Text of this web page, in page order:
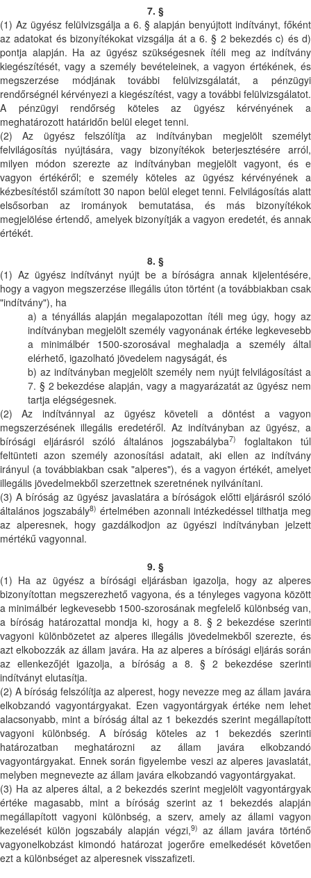
7. §
(1) Az ügyész felülvizsgálja a 6. § alapján benyújtott indítványt, főként
az adatokat és bizonyítékokat vizsgálja át a 6. § 2 bekezdés c) és d)
pontja alapján. Ha az ügyész szükségesnek ítéli meg az indítvány
kiegészítését, vagy a személy bevételeinek, a vagyon értékének, és
megszerzése módjának további felülvizsgálatát, a pénzügyi
rendőrségnél kérvényezi a kiegészítést, vagy a további felülvizsgálatot.
A pénzügyi rendőrség köteles az ügyész kérvényének a
meghatározott határidőn belül eleget tenni.
(2) Az ügyész felszólítja az indítványban megjelölt személyt
felvilágosítás nyújtására, vagy bizonyítékok beterjesztésére arról,
milyen módon szerezte az indítványban megjelölt vagyont, és e
vagyon értékéről; e személy köteles az ügyész kérvényének a
kézbesítéstől számított 30 napon belül eleget tenni. Felvilágosítás alatt
elsősorban az irományok bemutatása, és más bizonyítékok
megjelölése értendő, amelyek bizonyítják a vagyon eredetét, és annak
értékét.
8. §
(1) Az ügyész indítványt nyújt be a bíróságra annak kijelentésére,
hogy a vagyon megszerzése illegális úton történt (a továbbiakban csak
"indítvány"), ha
a) a tényállás alapján megalapozottan ítéli meg úgy, hogy az
indítványban megjelölt személy vagyonának értéke legkevesebb
a minimálbér 1500-szorosával meghaladja a személy által
elérhető, igazolható jövedelem nagyságát, és
b) az indítványban megjelölt személy nem nyújt felvilágosítást a
7. § 2 bekezdése alapján, vagy a magyarázatát az ügyész nem
tartja elégségesnek.
(2) Az indítvánnyal az ügyész követeli a döntést a vagyon
megszerzésének illegális eredetéről. Az indítványban az ügyész, a
bírósági eljárásról szóló általános jogszabályba7)
foglaltakon túl
feltünteti azon személy azonosítási adatait, aki ellen az indítvány
irányul (a továbbiakban csak "alperes"), és a vagyon értékét, amelyet
illegális jövedelmekből szerzettnek szeretnének nyilvánítani.
(3) A bíróság az ügyész javaslatára a bíróságok előtti eljárásról szóló
általános jogszabály8) értelmében azonnali intézkedéssel tilthatja meg
az alperesnek, hogy gazdálkodjon az ügyészi indítványban jelzett
mértékű vagyonnal.
9. §
(1) Ha az ügyész a bírósági eljárásban igazolja, hogy az alperes
bizonyítottan megszerezhető vagyona, és a tényleges vagyona között
a minimálbér legkevesebb 1500-szorosának megfelelő különbség van,
a bíróság határozattal mondja ki, hogy a 8. § 2 bekezdése szerinti
vagyoni különbözetet az alperes illegális jövedelmekből szerezte, és
azt elkobozzák az állam javára. Ha az alperes a bírósági eljárás során
az ellenkezőjét igazolja, a bíróság a 8. § 2 bekezdése szerinti
indítványt elutasítja.
(2) A bíróság felszólítja az alperest, hogy nevezze meg az állam javára
elkobzandó vagyontárgyakat. Ezen vagyontárgyak értéke nem lehet
alacsonyabb, mint a bíróság által az 1 bekezdés szerint megállapított
vagyoni különbség. A bíróság köteles az 1 bekezdés szerinti
határozatban meghatározni az állam javára elkobzandó
vagyontárgyakat. Ennek során figyelembe veszi az alperes javaslatát,
melyben megnevezte az állam javára elkobzandó vagyontárgyakat.
(3) Ha az alperes által, a 2 bekezdés szerint megjelölt vagyontárgyak
értéke magasabb, mint a bíróság szerint az 1 bekezdés alapján
megállapított vagyoni különbség, a szerv, amely az állami vagyon
kezelését külön jogszabály alapján végzi,9) az állam javára történő
vagyonelkobzást kimondó határozat jogerőre emelkedését követően
ezt a különbséget az alperesnek visszafizeti.